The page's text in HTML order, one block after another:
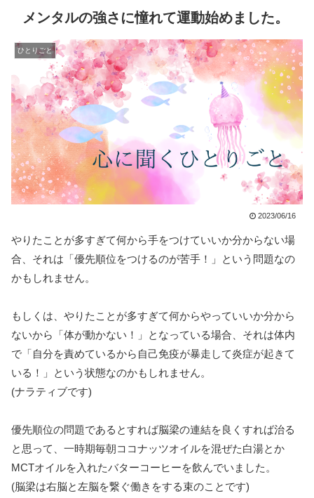
メンタルの強さに憧れて運動始めました。
ひとりごと
2023/06/16
やりたことが多すぎて何から手をつけていいか分からない場
合、それは「優先順位をつけるのが苦手！」という問題なの
かもしれません。
もしくは、やりたことが多すぎて何からやっていいか分から
ないから「体が動かない！」となっている場合、それは体内
で「自分を責めているから自己免疫が暴走して炎症が起きて
いる！」という状態なのかもしれません。
(ナラティブです)
優先順位の問題であるとすれば脳梁の連結を良くすれば治る
と思って、一時期毎朝ココナッツオイルを混ぜた白湯とか
MCTオイルを入れたバターコーヒーを飲んでいました。
(脳梁は右脳と左脳を繋ぐ働きをする束のことです)